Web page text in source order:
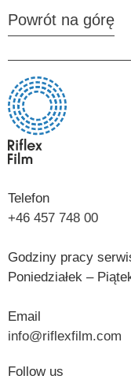
Powrót na górę
Telefon
+46 457 748 00
Godziny pracy
Poniedziałek –
Email
info@riflexfilm.com
Follow us